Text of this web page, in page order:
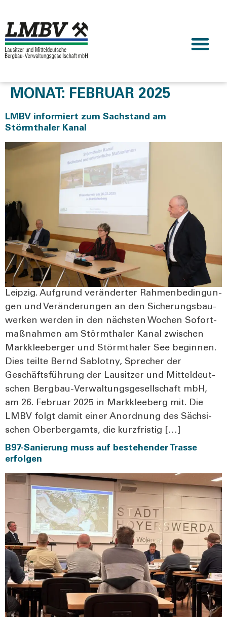
MONAT: FEBRUAR 2025
LMBV informiert zum Sachstand am
Störmthaler Kanal
Leip­zig. Auf­grund ver­än­der­ter Rah­men­be­din­gun­
gen und Ver­än­de­run­gen an den Siche­rungs­bau­
wer­ken wer­den in den nächs­ten Wochen Sofort­
maß­nah­men am Störm­tha­ler Kanal zwi­schen
Mark­klee­ber­ger und Störm­tha­ler See begin­nen.
Dies teil­te Bernd Sab­lot­ny, Spre­cher der
Geschäfts­füh­rung der Lau­sit­zer und Mit­tel­deut­
schen Ber­g­­bau-Ver­­­wal­­tungs­­­ge­­sel­l­­schaft mbH,
am 26. Febru­ar 2025 in Mark­klee­berg mit. Die
LMBV folgt damit einer Anord­nung des Säch­si­
schen Ober­berg­am­ts, die kurz­fris­tig […]
B97-Sanierung muss auf bestehender Trasse
erfolgen